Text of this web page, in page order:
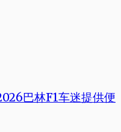
巴林F1车迷提供便